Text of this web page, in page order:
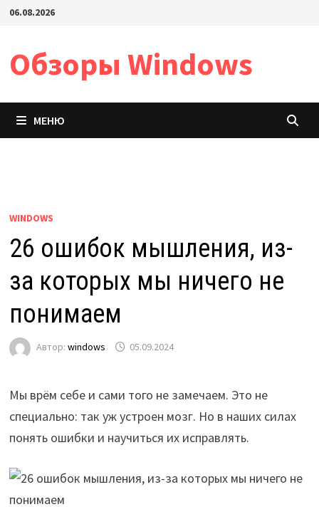
Перейти
содержимому
06.08.2026
Обзоры Windows
МЕНЮ
WINDOWS
26 ошибок мышления, из-
за которых мы ничего не
понимаем
Автор: windows 05.09.2024
Мы врём себе и сами того не замечаем. Это не
специально: так уж устроен мозг. Но в наших силах
понять ошибки и научиться их исправлять.